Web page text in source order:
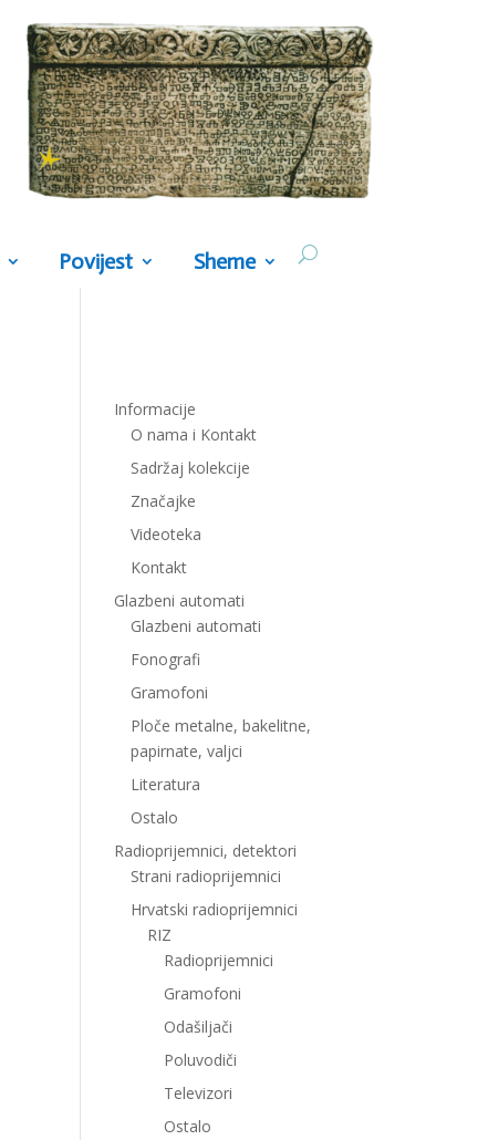
Povijest Sheme
Informacije
O nama i Kontakt
Sadržaj kolekcije
Značajke
Videoteka
Kontakt
Glazbeni automati
Glazbeni automati
Fonografi
Gramofoni
Ploče metalne, bakelitne,
papirnate, valjci
Literatura
Ostalo
Radioprijemnici, detektori
Strani radioprijemnici
Hrvatski radioprijemnici
RIZ
Radioprijemnici
Gramofoni
Odašiljači
Poluvodiči
Televizori
Ostalo